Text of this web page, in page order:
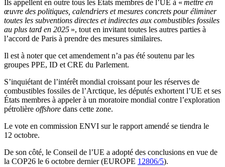
Ils appellent en outre tous les États membres de l’UE à « mettre en
œuvre des politiques, calendriers et mesures concrets pour éliminer
toutes les subventions directes et indirectes aux combustibles fossiles
au plus tard en 2025 », tout en invitant toutes les autres parties à
l’accord de Paris à prendre des mesures similaires.
Il est à noter que cet amendement n’a pas été soutenu par les
groupes PPE, ID et CRE du Parlement.
S’inquiétant de l’intérêt mondial croissant pour les réserves de
combustibles fossiles de l’Arctique, les députés exhortent l’UE et ses
États membres à appeler à un moratoire mondial contre l’exploration
pétrolière offshore dans cette zone.
Le vote en commission ENVI sur le rapport amendé se tiendra le
12 octobre.
De son côté, le Conseil de l’UE a adopté des conclusions en vue de
la COP26 le 6 octobre dernier (EUROPE 12806/5).